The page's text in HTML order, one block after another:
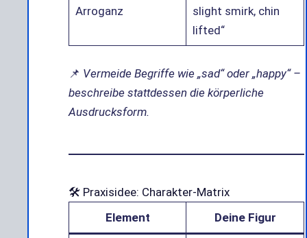
Arroganz
slight smirk, chin
lifted“
📌 Vermeide Begriffe wie „sad“ oder „happy“ –
beschreibe stattdessen die körperliche
Ausdrucksform.
🛠️ Praxisidee: Charakter-Matrix
Element
Deine Figur